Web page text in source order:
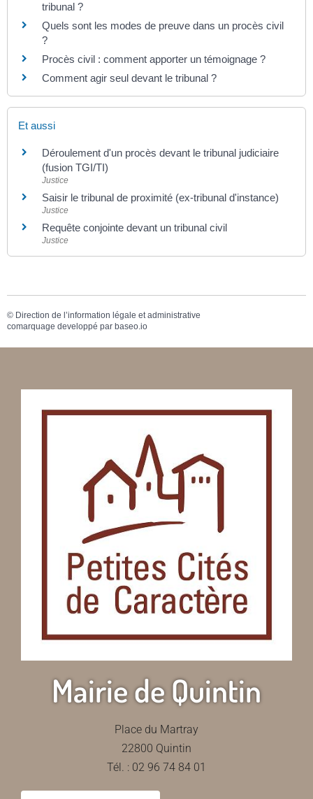
tribunal ?
Quels sont les modes de preuve dans un procès civil
?
Procès civil : comment apporter un témoignage ?
Comment agir seul devant le tribunal ?
Et aussi
Déroulement d'un procès devant le tribunal judiciaire
(fusion TGI/TI)
Justice
Saisir le tribunal de proximité (ex-tribunal d'instance)
Justice
Requête conjointe devant un tribunal civil
Justice
© Direction de l’information légale et administrative
comarquage developpé par baseo.io
Mairie de Quintin
Place du Martray
22800 Quintin
Tél. : 02 96 74 84 01